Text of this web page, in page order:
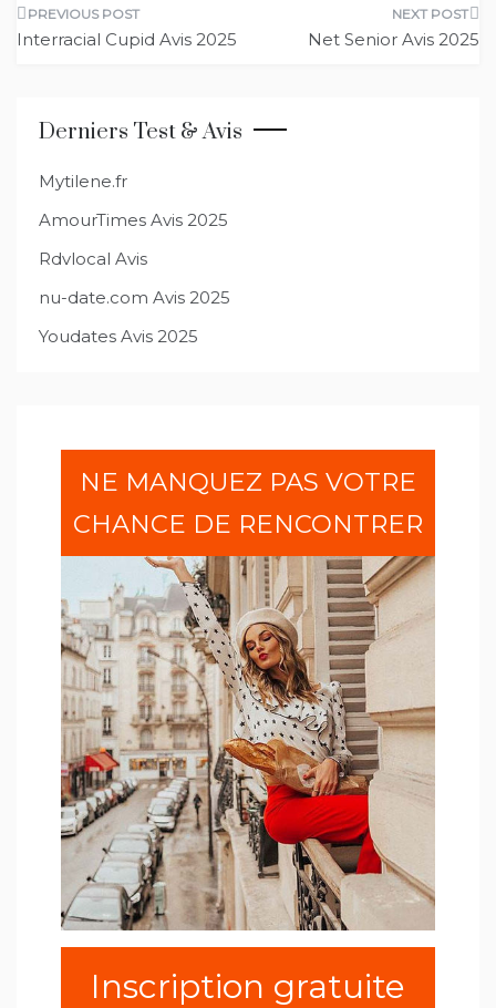
Navigation
Interracial Cupid Avis 2025 Net Senior Avis 2025
Derniers Test & Avis
Mytilene.fr
AmourTimes Avis 2025
Rdvlocal Avis
nu-date.com Avis 2025
Youdates Avis 2025
NE MANQUEZ PAS VOTRE
CHANCE DE RENCONTRER
Inscription gratuite